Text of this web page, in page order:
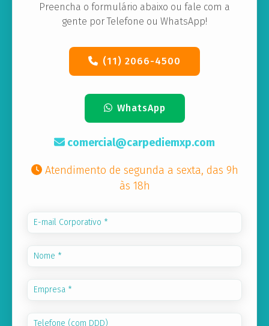
Preencha o formulário abaixo ou fale com a
gente por Telefone ou WhatsApp!
(11) 2066-4500
WhatsApp
comercial@carpediemxp.com
Atendimento de segunda a sexta, das 9h
às 18h